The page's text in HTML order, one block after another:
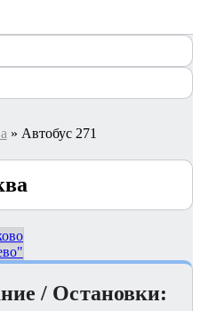
» Автобус 271
/ Остановки: